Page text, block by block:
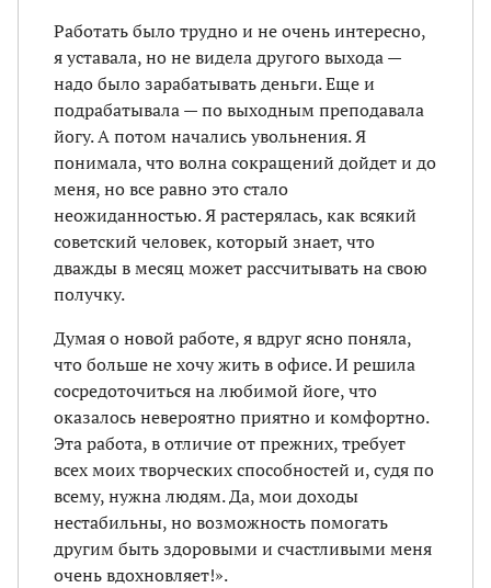
Работать было трудно и не очень интересно,
я уставала, но не видела другого выхода —
надо было зарабатывать деньги. Еще и
подрабатывала — по выходным преподавала
йогу. А потом начались увольнения. Я
понимала, что волна сокращений дойдет и до
меня, но все равно это стало
неожиданностью. Я растерялась, как всякий
советский человек, который знает, что
дважды в месяц может рассчитывать на свою
получку.
Думая о новой работе, я вдруг ясно поняла,
что больше не хочу жить в офисе. И решила
сосредоточиться на любимой йоге, что
оказалось невероятно приятно и комфортно.
Эта работа, в отличие от прежних, требует
всех моих творческих способностей и, судя по
всему, нужна людям. Да, мои доходы
нестабильны, но возможность помогать
другим быть здоровыми и счастливыми меня
очень вдохновляет!».